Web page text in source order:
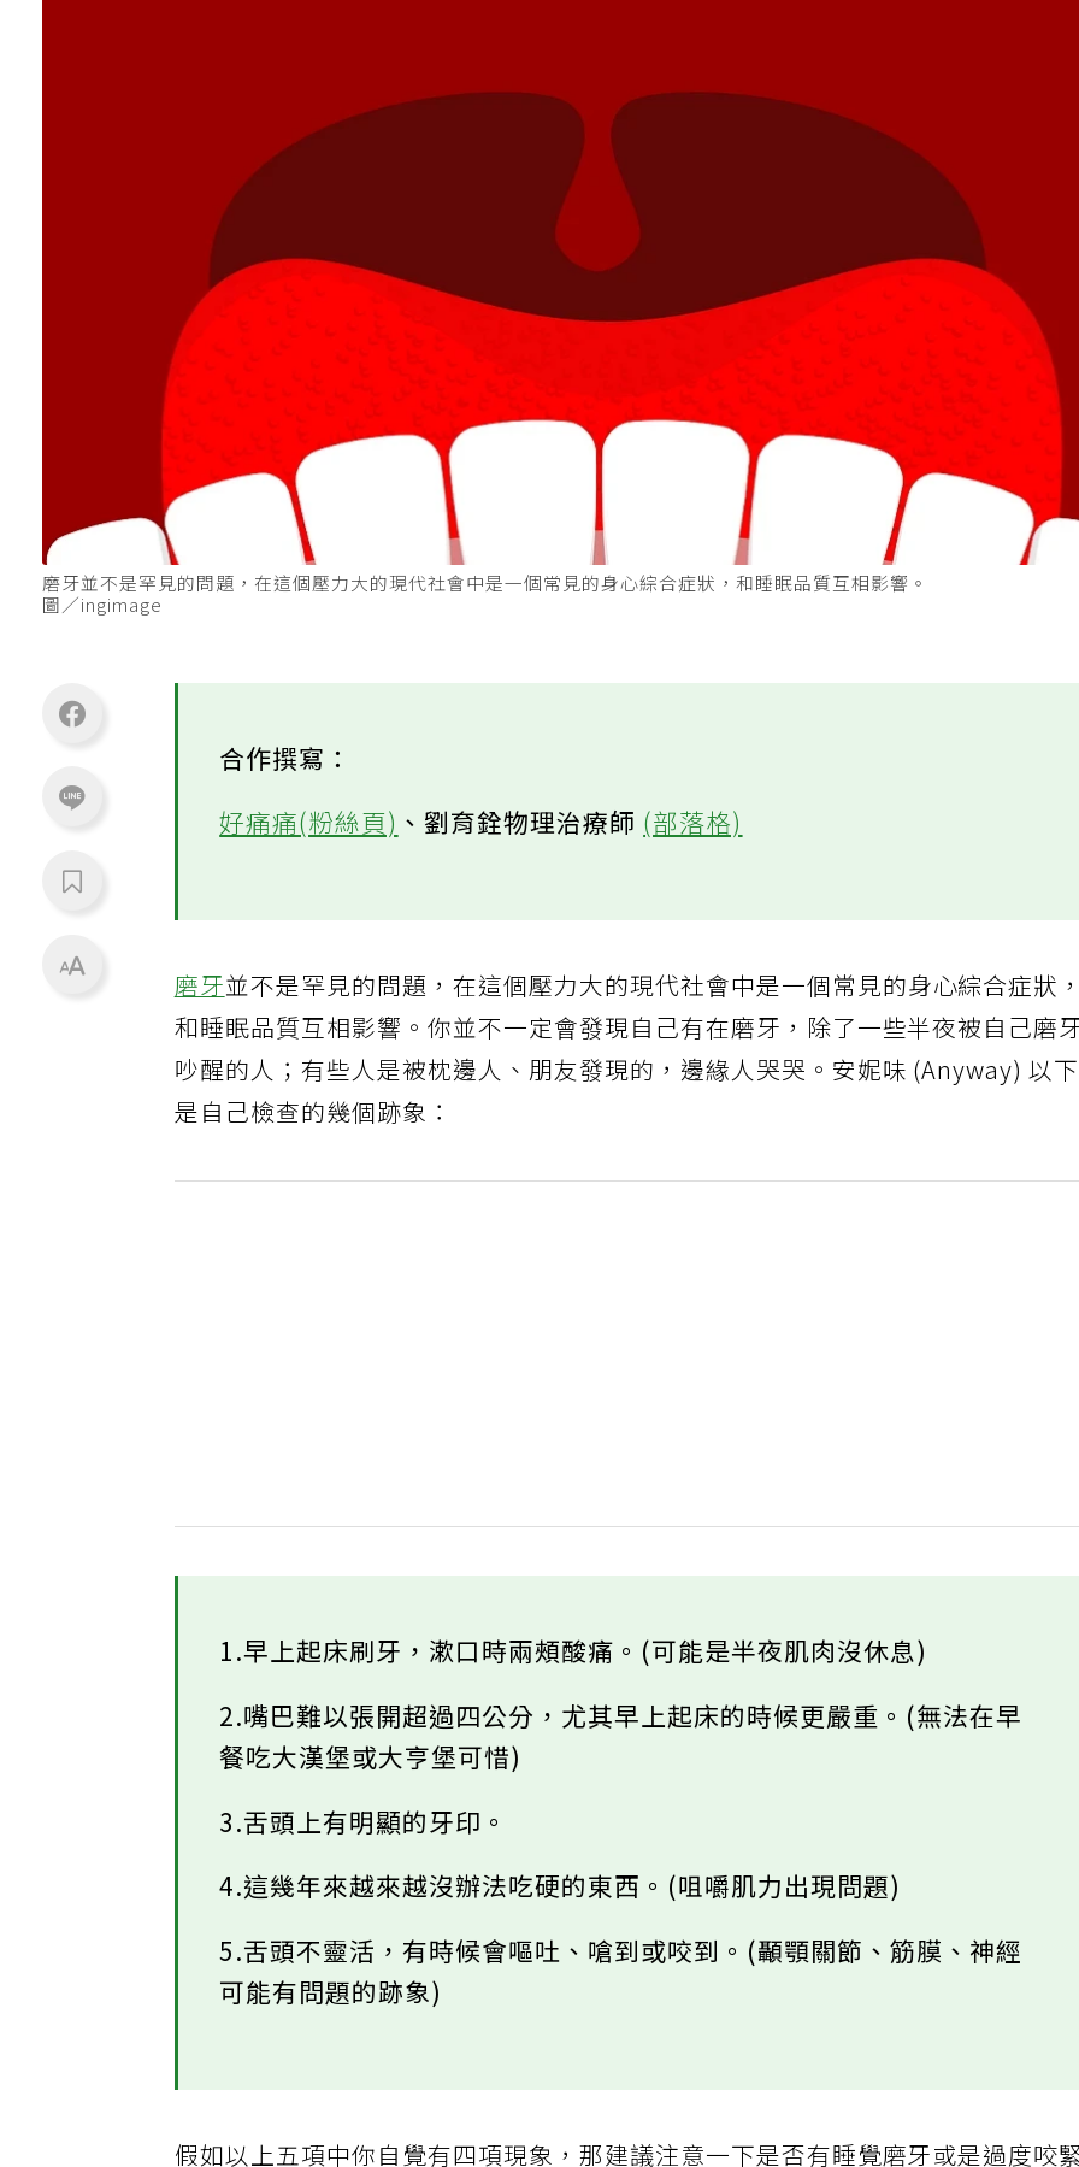
磨牙並不是罕見的問題，在這個壓力大的現代社會中是一個常見的身心綜合症狀，和睡眠品質互相影響。
圖／ingimage
合作撰寫：
好痛痛(粉絲頁)、劉育銓物理治療師(部落格)
磨牙並不是罕見的問題，在這個壓力大的現代社會中是一個常見的身心綜合症狀，
和睡眠品質互相影響。你並不一定會發現自己有在磨牙，除了一些半夜被自己磨
吵醒的人；有些人是被枕邊人、朋友發現的，邊緣人哭哭。安妮味 (Anyway) 以下
是自己檢查的幾個跡象：
1.早上起床刷牙，漱口時兩頰酸痛。(可能是半夜肌肉沒休息)
2.嘴巴難以張開超過四公分，尤其早上起床的時候更嚴重。(無法在早
餐吃大漢堡或大亨堡可惜)
3.舌頭上有明顯的牙印。
4.這幾年來越來越沒辦法吃硬的東西。(咀嚼肌力出現問題)
5.舌頭不靈活，有時候會嘔吐、嗆到或咬到。(顳顎關節、筋膜、神經
可能有問題的跡象)